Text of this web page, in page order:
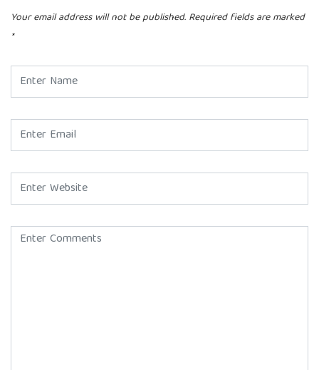
Your email address will not be published. Required fields are marked
*